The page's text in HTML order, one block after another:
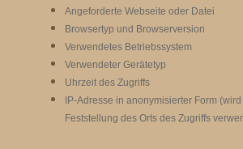
Angeforderte Webseite oder Datei
Browsertyp und Browserversion
Verwendetes Betriebssystem
Verwendeter Gerätetyp
Uhrzeit des Zugriffs
IP-Adresse in anonymisierter Form
Feststellung des Orts des Zugriffs